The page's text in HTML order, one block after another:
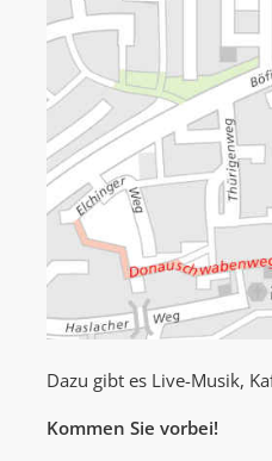
Dazu gibt es Live-Musik,
Kommen Sie vorbei!